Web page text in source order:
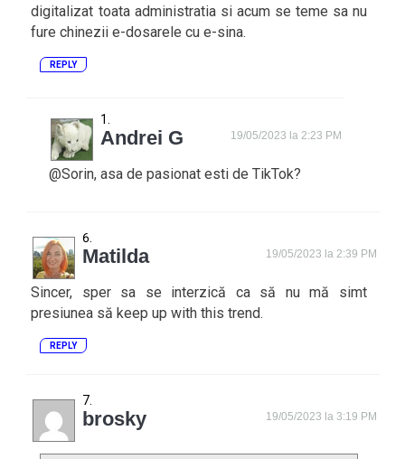
digitalizat toata administratia si acum se teme sa nu
fure chinezii e-dosarele cu e-sina.
REPLY
Andrei G 19/05/2023 la 2:23 PM
@Sorin, asa de pasionat esti de TikTok?
Matilda 19/05/2023 la 2:39 PM
Sincer, sper sa se interzică ca să nu mă simt
presiunea să keep up with this trend.
REPLY
brosky 19/05/2023 la 3:19 PM